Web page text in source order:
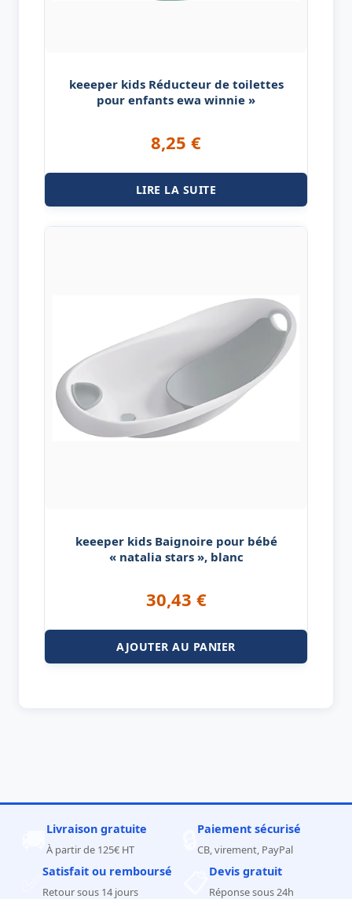
keeeper kids Réducteur de toilettes
pour enfants ewa winnie »
8,25 €
LIRE LA SUITE
keeeper kids Baignoire pour bébé
« natalia stars », blanc
30,43 €
AJOUTER AU PANIER
Livraison gratuite
À partir de 125€ HT
Paiement sécurisé
CB, virement, PayPal
Satisfait ou remboursé
Retour sous 14 jours
Devis gratuit
Réponse sous 24h